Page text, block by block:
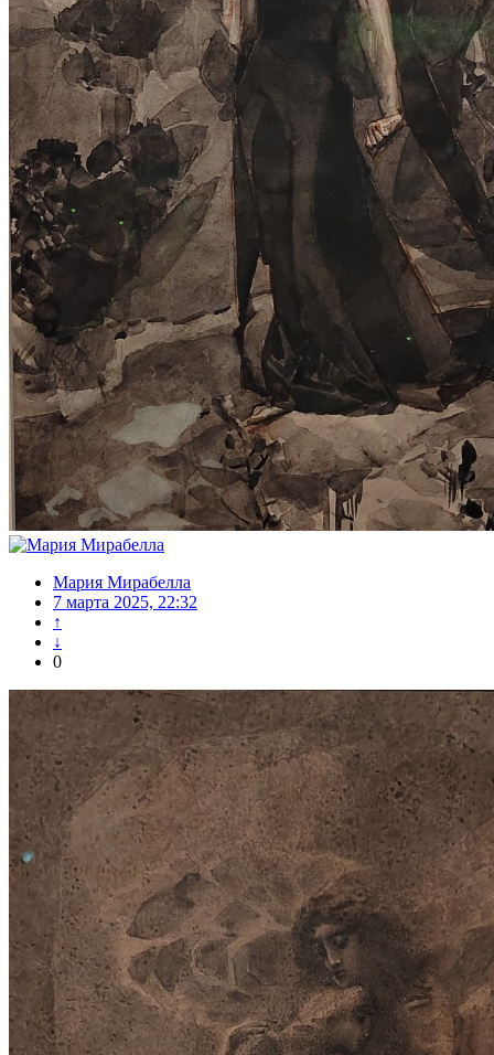
Мария Мирабелла
7 марта 2025, 22:32
↑
↓
0